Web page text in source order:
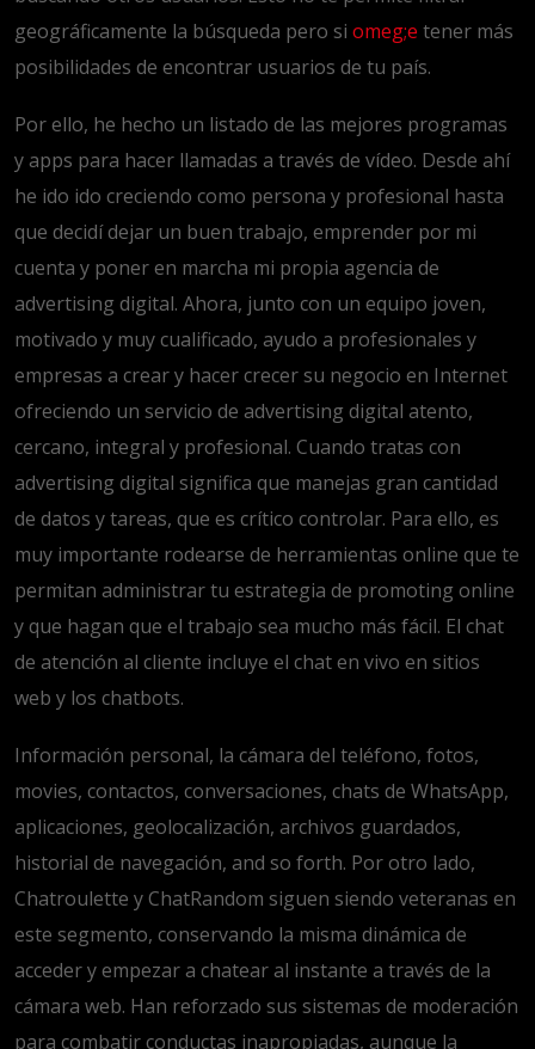
geográficamente la búsqueda pero si omeg;e tener más
posibilidades de encontrar usuarios de tu país.
Por ello, he hecho un listado de las mejores programas
y apps para hacer llamadas a través de vídeo. Desde ahí
he ido ido creciendo como persona y profesional hasta
que decidí dejar un buen trabajo, emprender por mi
cuenta y poner en marcha mi propia agencia de
advertising digital. Ahora, junto con un equipo joven,
motivado y muy cualificado, ayudo a profesionales y
empresas a crear y hacer crecer su negocio en Internet
ofreciendo un servicio de advertising digital atento,
cercano, integral y profesional. Cuando tratas con
advertising digital significa que manejas gran cantidad
de datos y tareas, que es crítico controlar. Para ello, es
muy importante rodearse de herramientas online que te
permitan administrar tu estrategia de promoting online
y que hagan que el trabajo sea mucho más fácil. El chat
de atención al cliente incluye el chat en vivo en sitios
web y los chatbots.
Información personal, la cámara del teléfono, fotos,
movies, contactos, conversaciones, chats de WhatsApp,
aplicaciones, geolocalización, archivos guardados,
historial de navegación, and so forth. Por otro lado,
Chatroulette y ChatRandom siguen siendo veteranas en
este segmento, conservando la misma dinámica de
acceder y empezar a chatear al instante a través de la
cámara web. Han reforzado sus sistemas de moderación
para combatir conductas inapropiadas, aunque la